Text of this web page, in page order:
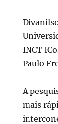
INCT
Paulo
A
mais